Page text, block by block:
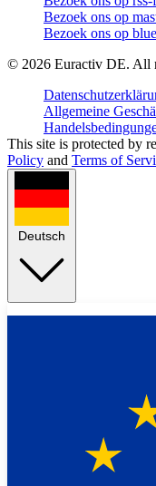
Bezoek ons op
Bezoek ons op
© 2026 Euractiv DE. All
Allgemeine
This site is protected by
Policy and Terms of
Deutsch